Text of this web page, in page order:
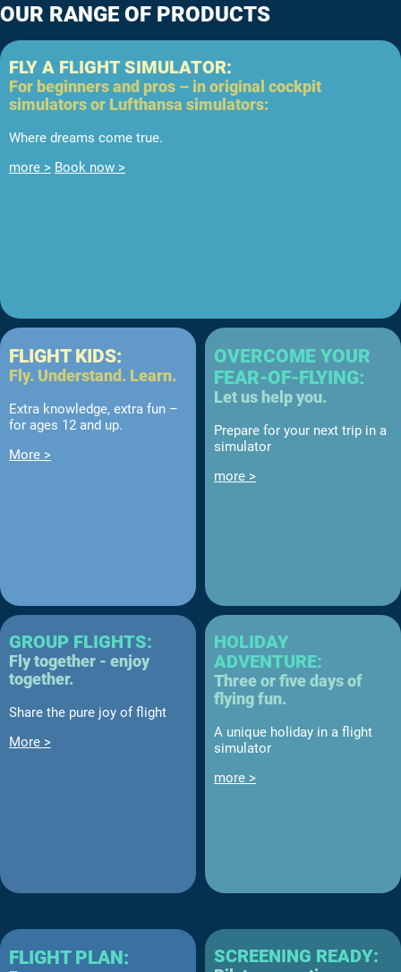
OUR RANGE OF PRODUCTS
FLY A FLIGHT SIMULATOR:
For beginners and pros – in original cockpit
simulators or Lufthansa simulators:
Where dreams come true.
more > Book now >
FLIGHT KIDS:
Fly. Understand. Learn.
Extra knowledge, extra fun –
for ages 12 and up.
More >
OVERCOME YOUR
FEAR-OF-FLYING:
Let us help you.
Prepare for your next trip in a
simulator
more >
GROUP FLIGHTS:
Fly together - enjoy
together.
Share the pure joy of flight
More >
HOLIDAY
ADVENTURE:
Three or five days of
flying fun.
A unique holiday in a flight
simulator
more >
FLIGHT PLAN: SCREENING READY: